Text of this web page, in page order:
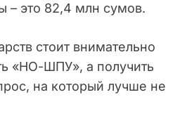
– это 82,4 млн сумов.
стоит внимательно
«НО-ШПУ», а получить
на который лучше не